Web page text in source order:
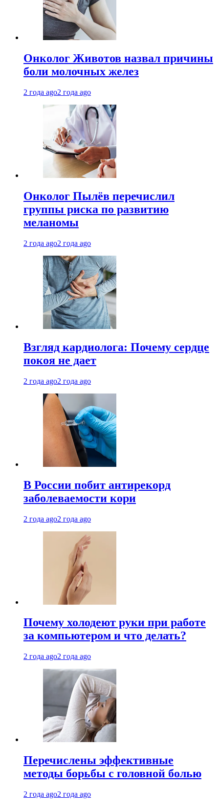
Онколог Животов назвал причины
боли молочных желез
2 года ago2 года ago
Онколог Пылёв перечислил
группы риска по развитию
меланомы
2 года ago2 года ago
Взгляд кардиолога: Почему сердце
покоя не дает
2 года ago2 года ago
В России побит антирекорд
заболеваемости кори
2 года ago2 года ago
Почему холодеют руки при работе
за компьютером и что делать?
2 года ago2 года ago
Перечислены эффективные
методы борьбы с головной болью
2 года ago2 года ago